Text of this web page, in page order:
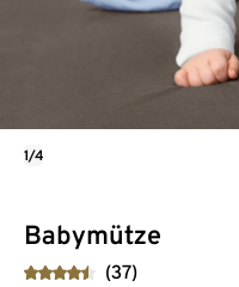
Babymütze
(37)
1/4